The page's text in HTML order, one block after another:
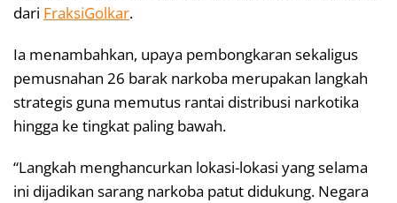
dari FraksiGolkar.
Ia menambahkan, upaya pembongkaran sekaligus
pemusnahan 26 barak narkoba merupakan langkah
strategis guna memutus rantai distribusi narkotika
hingga ke tingkat paling bawah.
“Langkah menghancurkan lokasi-lokasi yang selama
ini dijadikan sarang narkoba patut didukung. Negara